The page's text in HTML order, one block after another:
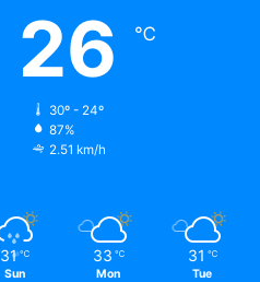
26 ℃
30º - 24º
87%
2.51 km/h
31 ℃
Sun
33 ℃
Mon
31 ℃
Tue